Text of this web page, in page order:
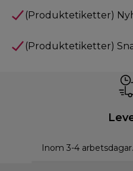
(Produktetiketter)
(Produktetiketter)
Inom 3-4